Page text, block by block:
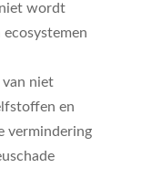
wordt
niet
en
vermindering